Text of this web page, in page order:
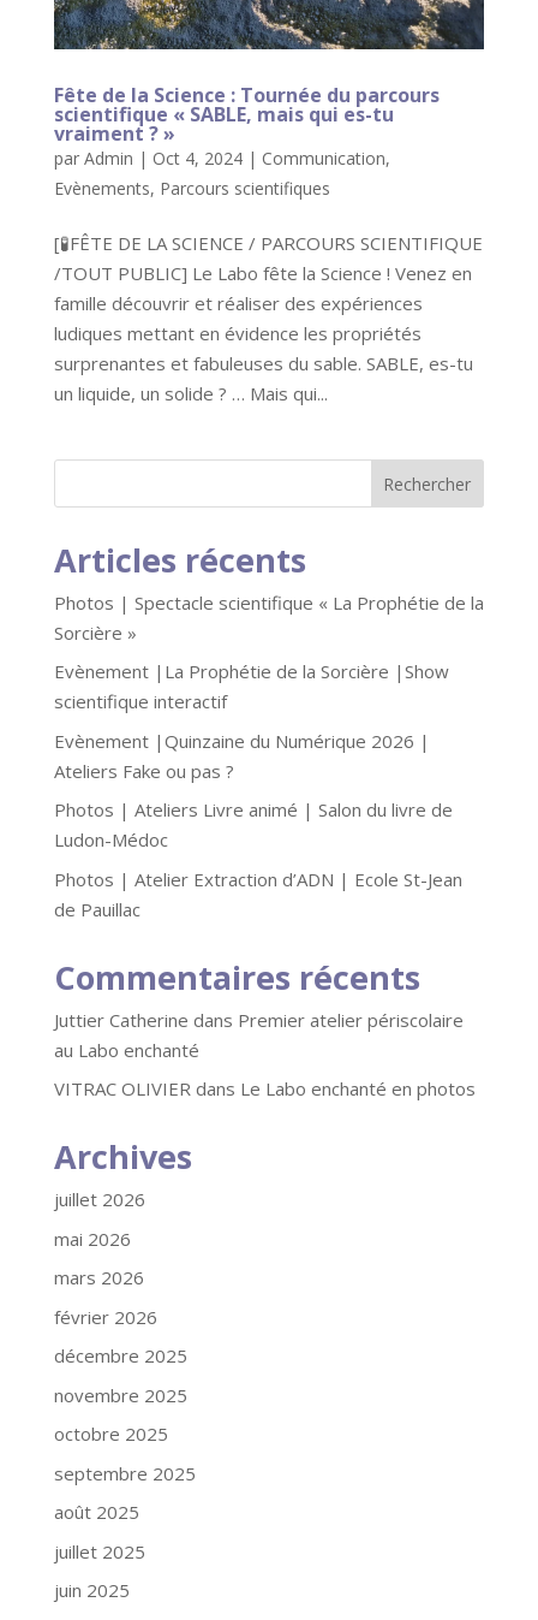
Fête de la Science : Tournée du parcours
scientifique « SABLE, mais qui es-tu
vraiment ? »
par Admin | Oct 4, 2024| Communication,
Evènements, Parcours scientifiques
[🧪FÊTE DE LA SCIENCE / PARCOURS SCIENTIFIQUE
/TOUT PUBLIC] Le Labo fête la Science ! Venez en
famille découvrir et réaliser des expériences
ludiques mettant en évidence les propriétés
surprenantes et fabuleuses du sable. SABLE, es-tu
un liquide, un solide ? … Mais qui...
Articles récents
Photos | Spectacle scientifique « La Prophétie de la
Sorcière »
Evènement |La Prophétie de la Sorcière |Show
scientifique interactif
Evènement |Quinzaine du Numérique 2026 |
Ateliers Fake ou pas ?
Photos | Ateliers Livre animé | Salon du livre de
Ludon-Médoc
Photos | Atelier Extraction d’ADN | Ecole St-Jean
de Pauillac
Commentaires récents
Juttier Catherine dans Premier atelier périscolaire
au Labo enchanté
VITRAC OLIVIERdans Le Labo enchanté en photos
Archives
juillet 2026
mai 2026
mars 2026
février 2026
décembre 2025
novembre 2025
octobre 2025
septembre 2025
août 2025
juillet 2025
juin 2025